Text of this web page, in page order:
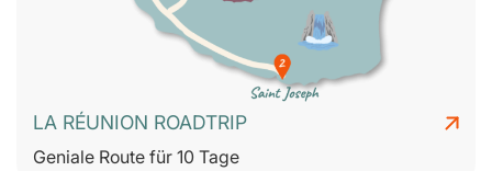
LA RÉUNION ROADTRIP
Geniale Route für 10 Tage